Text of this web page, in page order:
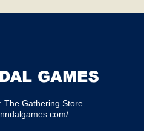
The Gathering Store